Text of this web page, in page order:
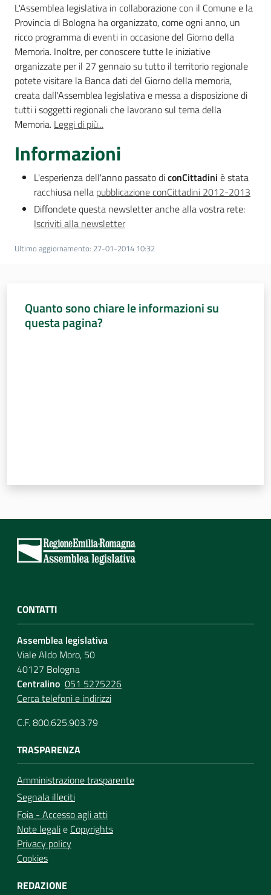
L'Assemblea legislativa in collaborazione con il Comune e la
Provincia di Bologna ha organizzato, come ogni anno, un
ricco programma di eventi in occasione del Giorno della
Memoria. Inoltre, per conoscere tutte le iniziative
organizzate per il 27 gennaio su tutto il territorio regionale
potete visitare la Banca dati del Giorno della memoria,
creata dall'Assemblea legislativa e messa a disposizione di
tutti i soggetti regionali che lavorano sul tema della
Memoria. Leggi di più...
Informazioni
L'esperienza dell'anno passato diconCittadini è stata
racchiusa nella pubblicazione conCittadini 2012-2013
Diffondete questa newsletter anche alla vostra rete:
Iscriviti alla newsletter
Ultimo aggiornamento: 27-01-2014 10:32
Quanto sono chiare le informazioni su
questa pagina?
CONTATTI
Assemblea legislativa
Viale Aldo Moro, 50
40127 Bologna
Centralino 051 5275226
Cerca telefoni e indirizzi
C.F. 800.625.903.79
TRASPARENZA
Amministrazione trasparente
Segnala illeciti
Foia - Accesso agli atti
Note legalie Copyrights
Privacy policy
Cookies
REDAZIONE